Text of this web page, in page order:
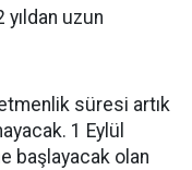
yıldan uzun
süresi artık
1 Eylül
başlayacak olan